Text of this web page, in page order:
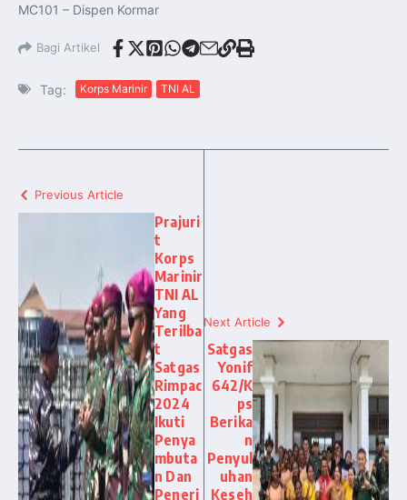
MC101 – Dispen Kormar
Bagi Artikel
Tag: Korps Marinir TNI AL
Previous Article
Prajuri
t
Korps
Marinir
TNI AL
Yang
Terilba
t
Satgas
Rimpac
2024
Ikuti
Penya
mbuta
n Dan
Peneri
Next Article
Satgas
Yonif
642/K
ps
Berika
n
Penyul
uhan
Keseh